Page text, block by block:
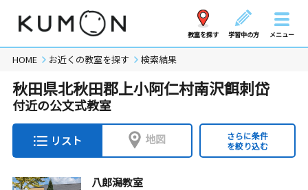
教室を探す 学習中の方 メニュー
HOME お近くの教室を探す 検索結果
秋田県北秋田郡上小阿仁村南沢餌刺岱
付近の公文式教室
リスト 地図
さらに条件
を絞り込む
八郎潟教室